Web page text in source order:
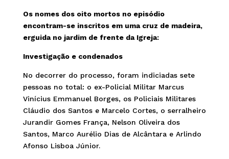
Os nomes dos oito mortos no episódio
encontram-se inscritos em uma cruz de madeira,
erguida no jardim de frente da Igreja:
Investigação e condenados
No decorrer do processo, foram indiciadas sete
pessoas no total: o ex-Policial Militar Marcus
Vinícius Emmanuel Borges, os Policiais Militares
Cláudio dos Santos e Marcelo Cortes, o serralheiro
Jurandir Gomes França, Nelson Oliveira dos
Santos, Marco Aurélio Dias de Alcântara e Arlindo
Afonso Lisboa Júnior.